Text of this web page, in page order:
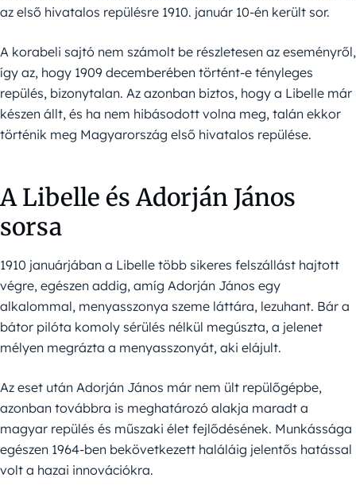
az első hivatalos repülésre 1910. január 10-én került sor.
A korabeli sajtó nem számolt be részletesen az eseményről,
így az, hogy 1909 decemberében történt-e tényleges
repülés, bizonytalan. Az azonban biztos, hogy a Libelle már
készen állt, és ha nem hibásodott volna meg, talán ekkor
történik meg Magyarország első hivatalos repülése.
A Libelle és Adorján János
sorsa
1910 januárjában a Libelle több sikeres felszállást hajtott
végre, egészen addig, amíg Adorján János egy
alkalommal, menyasszonya szeme láttára, lezuhant. Bár a
bátor pilóta komoly sérülés nélkül megúszta, a jelenet
mélyen megrázta a menyasszonyát, aki elájult.
Az eset után Adorján János már nem ült repülőgépbe,
azonban továbbra is meghatározó alakja maradt a
magyar repülés és műszaki élet fejlődésének. Munkássága
egészen 1964-ben bekövetkezett haláláig jelentős hatással
volt a hazai innovációkra.